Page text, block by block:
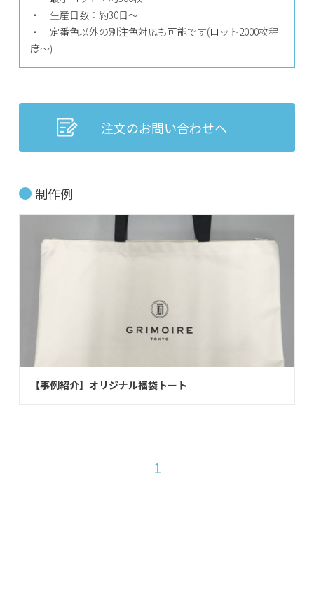
・ 生産日数：約30日〜
・ 定番色以外の別注色対応も可能です(ロット2000枚程
度〜)
注文のお問い合わせへ
制作例
【事例紹介】オリジナル福袋トート
1